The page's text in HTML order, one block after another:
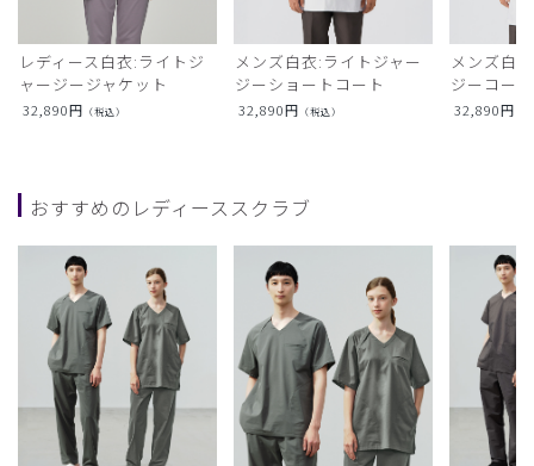
レディース白衣:ライトジ
ャージージャケット
32,890円 （税込）
メンズ白衣:ライトジャー
ジーショートコート
32,890円 （税込）
メンズ白
ジーコート
32,890円
おすすめのレディーススクラブ